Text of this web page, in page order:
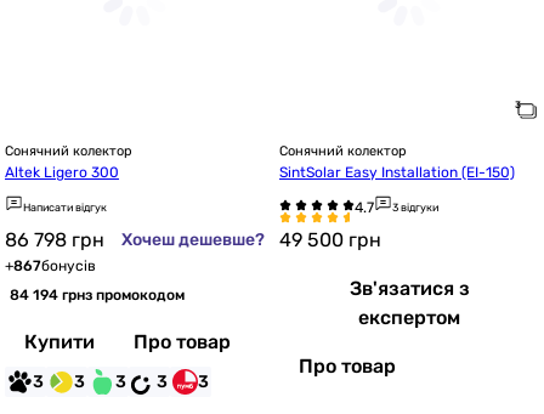
Сонячний колектор
Altek Ligero 300
Написати відгук
86 798 грн Хочеш дешевше?
+867бонусів
84 194 грнз промокодом
Купити Про товар
3 3 3 3 3
Сонячний колектор
SintSolar Easy Installation (EI-150)
3 відгуки
49 500 грн
Зв'язатися з
експертом
Про товар